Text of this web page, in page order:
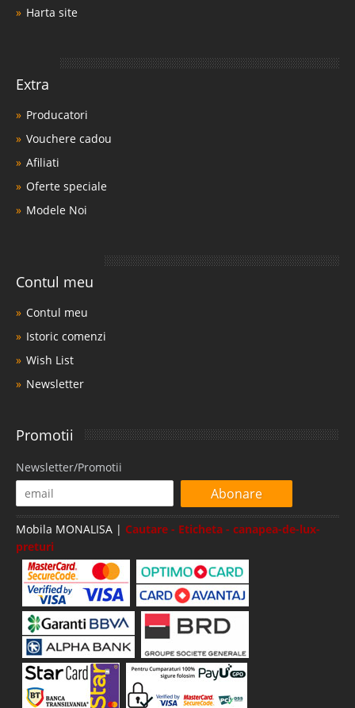
Harta site
Extra
Producatori
Vouchere cadou
Afiliati
Oferte speciale
Modele Noi
Contul meu
Contul meu
Istoric comenzi
Wish List
Newsletter
Promotii
Newsletter/Promotii
Abonare
Mobila MONALISA | Cautare - Eticheta - canapea-de-lux-
preturi